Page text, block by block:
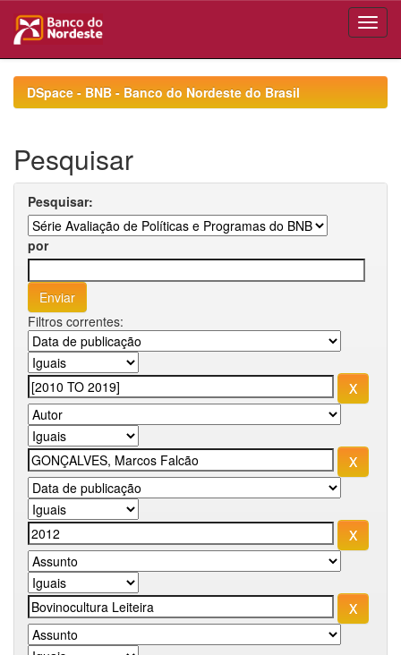
navigationDSpace - BNB - Banco do Nordeste do Brasil
Pesquisar
Pesquisar:
por
Filtros correntes: